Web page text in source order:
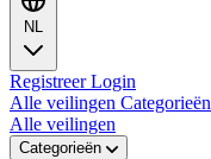
NL
RegistreerLogin
Alle veilingen Categorieën
Alle veilingen
Categorieën